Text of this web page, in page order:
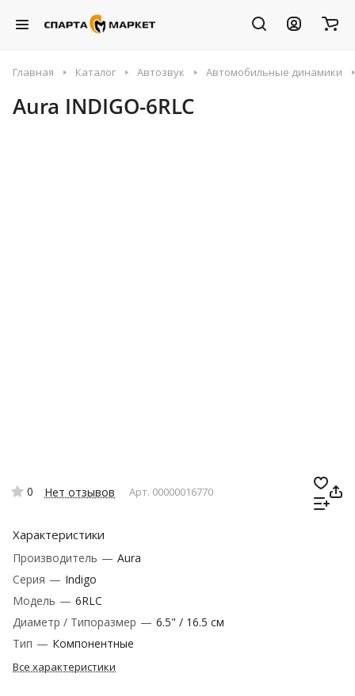
Главная Каталог Автозвук Автомобильные динамики
Aura INDIGO-6RLC
0 Нет отзывов Арт. 00000016770
Характеристики
Производитель — Aura
Серия — Indigo
Модель — 6RLC
Диаметр / Типоразмер — 6.5" / 16.5 см
Тип — Компонентные
Все характеристики